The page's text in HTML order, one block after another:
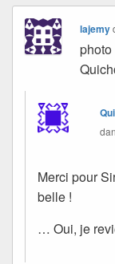
lajemy
Merci pour
belle !
… Oui, je